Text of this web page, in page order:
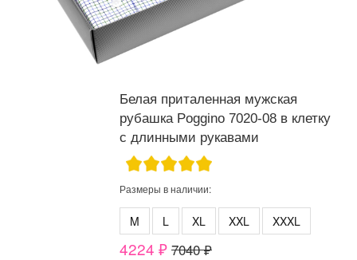
Белая приталенная мужская
рубашка Poggino 7020-08 в клетку
с длинными рукавами
Размеры в наличии:
M L XL XXL XXXL
4224 ₽ 7040 ₽